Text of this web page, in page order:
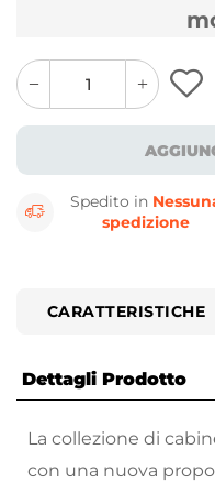
quantity
button
quantity
minus
button
Spedito in
spedizione
CARATTERISTICHE
Dettagli Prodotto
La collezione di
con una nuova